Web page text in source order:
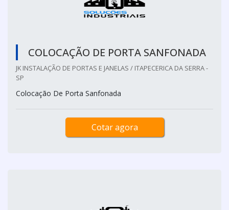
COLOCAÇÃO DE PORTA SANFONADA
JK INSTALAÇÃO DE PORTAS E JANELAS / ITAPECERICA DA SERRA -
SP
Colocação De Porta Sanfonada
Cotar agora